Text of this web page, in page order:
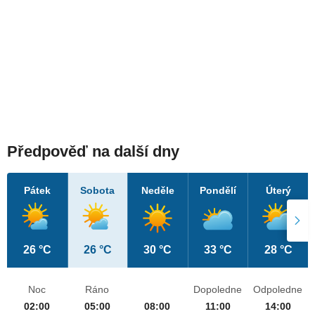
Předpověď na další dny
Pátek
26 °C
Sobota
26 °C
Neděle
30 °C
Pondělí
33 °C
Úterý
28 °C
Noc
02:00
Ráno
05:00
08:00
Dopoledne
11:00
Odpoledne
14:00